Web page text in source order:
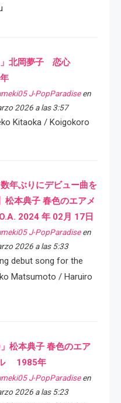
」北岡夢子 恋心
J-PopParadiseen
2026 a las 3:57
Kitaoka / Koigokoro
数年ぶりにデビュー曲を
松本典子 春色のエアメ
2024 年 02月 17日
J-PopParadiseen
2026 a las 5:33
debut song for the
Matsumoto / Haruiro
」松本典子 春色のエア
1985年
J-PopParadiseen
2026 a las 5:23